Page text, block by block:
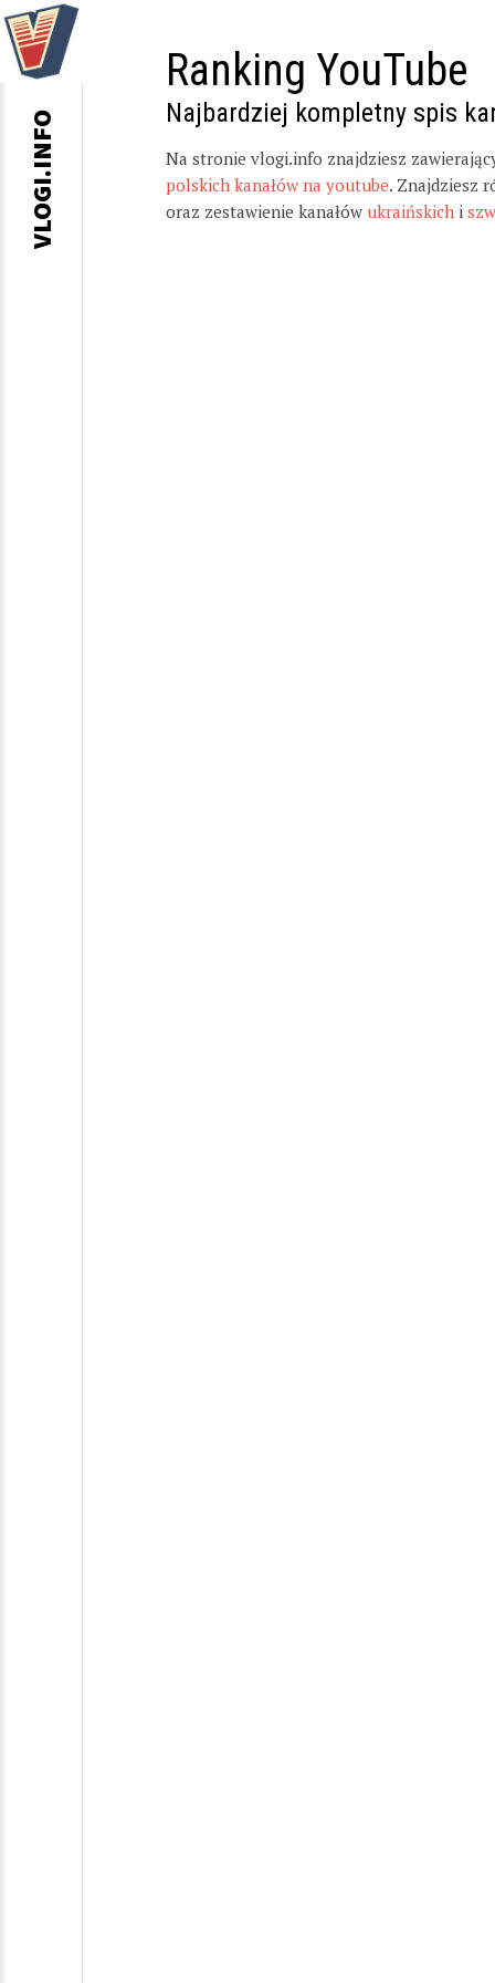
Ranking YouTube
Najbardziej kompletny spis
Na stronie vlogi.info znajdziesz
polskich kanałów na youtube. Znajdziesz
oraz zestawienie kanałów ukraińskich i
VLOGI.INFO